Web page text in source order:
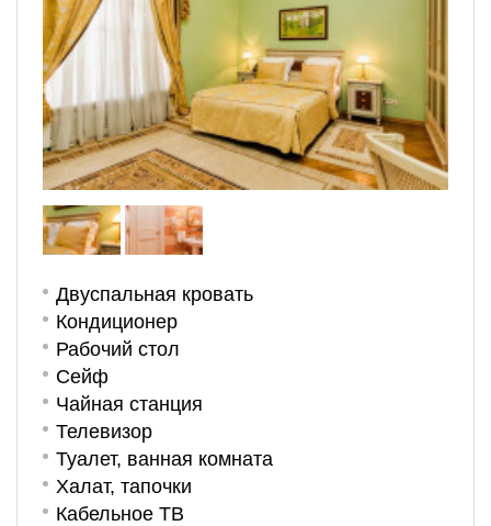
Двуспальная кровать
Кондиционер
Рабочий стол
Сейф
Чайная станция
Телевизор
Туалет, ванная комната
Халат, тапочки
Кабельное ТВ